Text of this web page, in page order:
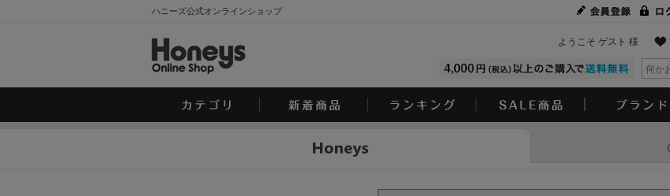
ハニーズ公式オンラインショップ
ようこそ ゲスト 様